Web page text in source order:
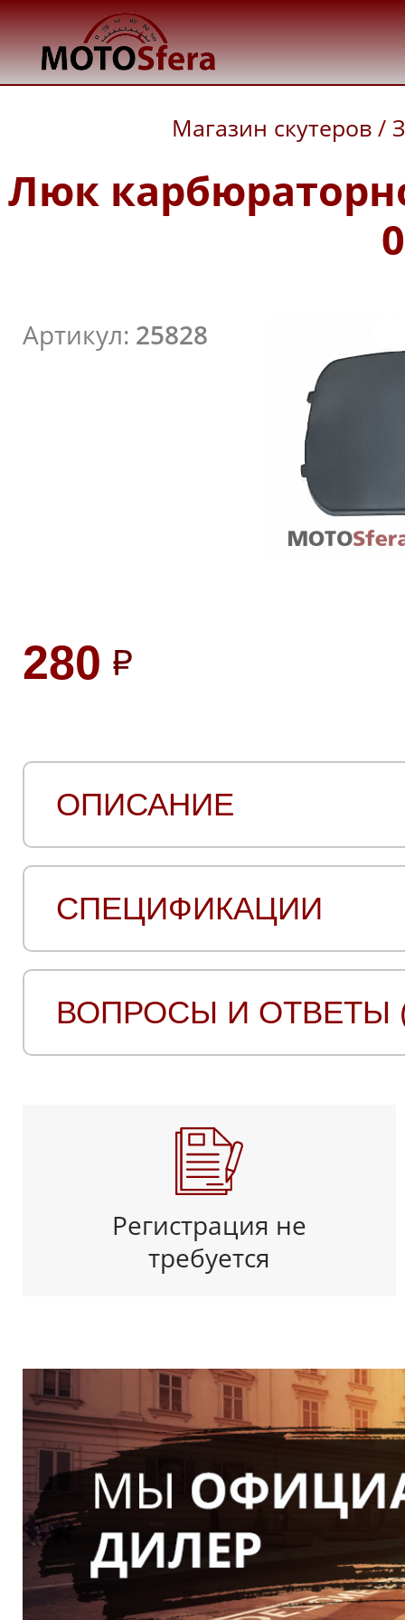
Магазин скутеров /
Люк
Артикул: 25828
280
ОПИСАНИЕ
СПЕЦИФИКАЦИИ
ВОПРОСЫ И ОТВЕТЫ
Регистрация не
требуется